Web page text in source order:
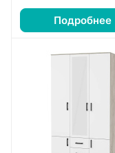
Подробнее